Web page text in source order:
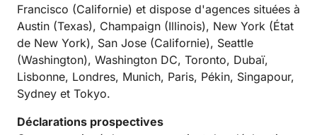
Francisco (Californie) et dispose d'agences situées à
Austin (Texas), Champaign (Illinois), New York (État
de New York), San Jose (Californie), Seattle
(Washington), Washington DC, Toronto, Dubaï,
Lisbonne, Londres, Munich, Paris, Pékin, Singapour,
Sydney et Tokyo.
Déclarations prospectives